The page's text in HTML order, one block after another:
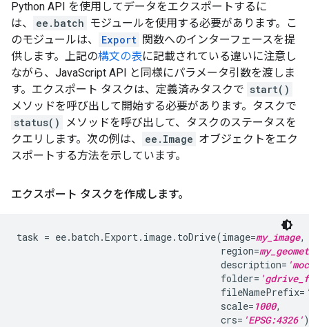
Python API を使用してデータをエクスポートするに
は、
ee.batch モジュールを使用する必要があります。こ
のモジュールは、
Export 関数へのインターフェースを提
供します。上記の構文の表に記載されている違いに注意し
ながら、JavaScript API と同様にパラメータ引数を渡しま
す。エクスポート タスクは、定義済みタスクで start()
メソッドを呼び出して開始する必要があります。タスクで
status()
メソッドを呼び出して、タスクのステータスを
クエリします。次の例は、
ee.Image オブジェクトをエク
スポートする方法を示しています。
エクスポート タスクを作成します。
task = ee.batch .Export. image. toDrive(image=my_image,
region=
description=
folder=
fileNamePrefix=
scale= 1000,
crs= 'EPSG:4326')